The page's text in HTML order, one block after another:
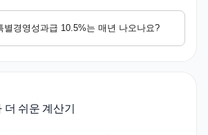
별경영성과급 10.5%는 매년 나오나요?
쉬운 계산기